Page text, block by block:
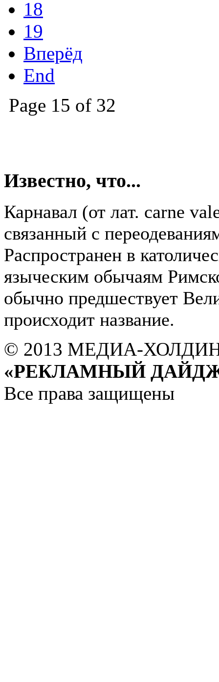
18
19
Вперёд
End
Page 15 of 32
Известно, что...
Карнавал (от лат. carne
связанный с
Распространен в
языческим обычаям
обычно предшествует
происходит название.
© 2013 МЕДИА-
«РЕКЛАМНЫЙ
Все права защищены